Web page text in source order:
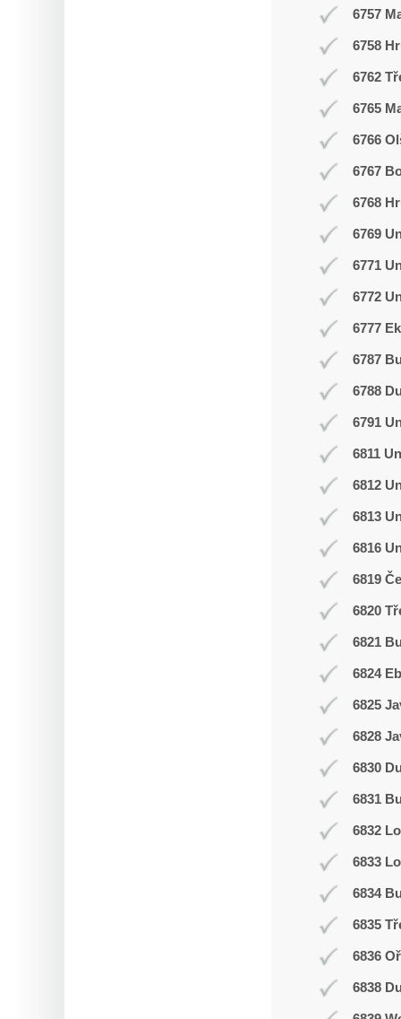
6757
6758
6762
6765
6766
6767
6768
6769
6771
6772
6777
6787
6788
6791
6811
6812
6813
6816
6819
6820
6821
6824
6825
6828
6830
6831
6832
6833
6834
6835
6836
6838